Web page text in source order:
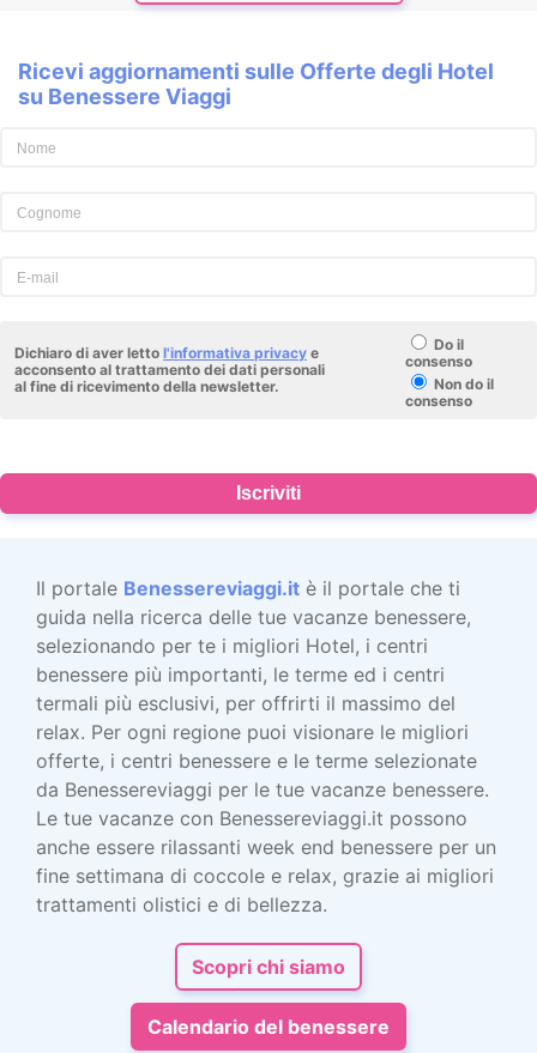
Ricevi aggiornamenti sulle Offerte degli Hotel
su Benessere Viaggi
Dichiaro di aver letto l'informativa privacy e
acconsento al trattamento dei dati personali
al fine di ricevimento della newsletter.
Do il
consenso
Non do il
consenso
Iscriviti
Il portale Benessereviaggi.it è il portale che ti
guida nella ricerca delle tue vacanze benessere,
selezionando per te i migliori Hotel, i centri
benessere più importanti, le terme ed i centri
termali più esclusivi, per offrirti il massimo del
relax. Per ogni regione puoi visionare le migliori
offerte, i centri benessere e le terme selezionate
da Benessereviaggi per le tue vacanze benessere.
Le tue vacanze con Benessereviaggi.it possono
anche essere rilassanti week end benessere per un
fine settimana di coccole e relax, grazie ai migliori
trattamenti olistici e di bellezza.
Scopri chi siamo
Calendario del benessere